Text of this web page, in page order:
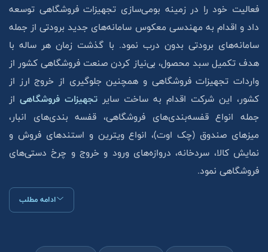
فعالیت خود را در زمینه بومی‌سازی تجهیزات فروشگاهی توسعه
داد و اقدام به مهندسی معکوس سامانه‌های جدید برودتی از جمله
سامانه‌های برودتی بدون درب نمود. با گذشت زمان هر ساله با
هدف تکمیل سبد محصول، بی‌نیاز کردن صنعت فروشگاهی کشور از
واردات تجهیزات فروشگاهی و همچنین جلوگیری از خروج ارز از
کشور، این شرکت اقدام به ساخت سایر تجهیزات فروشگاهی از
جمله انواع قفسه‌بندی‌های فروشگاهی، قفسه بندی‌های انبار،
میزهای صندوق (چک اوت)، انواع ویترین و استند‌های فروش و
نمایش کالا، سردخانه، دروازه‌های ورود و خروج و چرخ دستی‌های
فروشگاهی نمود.
ادامه مطلب